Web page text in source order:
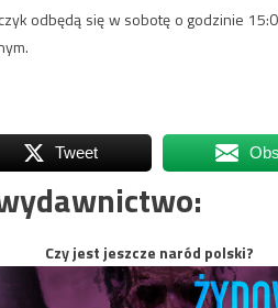
odbędą się w sobotę o godzinie
Tweet
Czy jest jeszcze naród polski?